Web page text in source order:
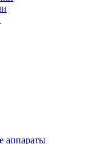
аппараты